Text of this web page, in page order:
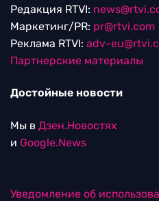
Редакция RTVI:
Маркетинг/PR: pr@rtvi.com
Реклама RTVI: adv-
Партнерские материалы
Достойные новости
Мы в Дзен.Новостях
и Google.News
Уведомление об